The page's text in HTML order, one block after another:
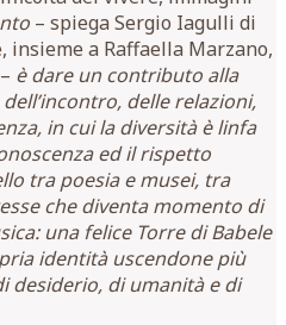
– spiega Sergio Iagulli di
insieme a Raffaella Marzano,
è dare un contributo alla
delle relazioni,
in cui la diversità è linfa
ed il rispetto
tra poesia e musei, tra
che diventa momento di
una felice Torre di Babele
identità uscendone più
desiderio, di umanità e di